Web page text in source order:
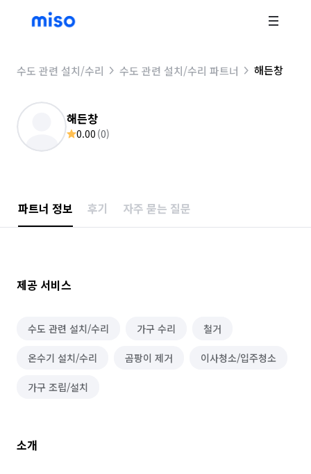
수도 관련 설치/수리 수도 관련 설치/수리 파트너 해든창
해든창
0.00 (0)
파트너 정보 후기 자주 묻는 질문
제공 서비스
수도 관련 설치/수리 가구 수리 철거
온수기 설치/수리 곰팡이 제거 이사청소/입주청소
가구 조립/설치
소개